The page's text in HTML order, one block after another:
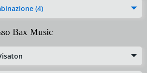
(4)
Bax Music